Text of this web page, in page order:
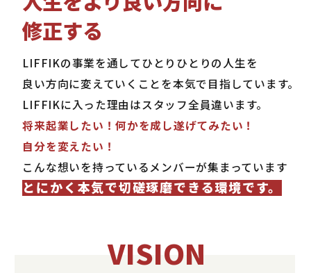
修正する
LIFFIKの事業を通してひとりひとりの人生を
良い方向に変えていくことを本気で目指しています。
LIFFIKに入った理由はスタッフ全員違います。
将来起業したい！何かを成し遂げてみたい！
自分を変えたい！
こんな想いを持っているメンバーが集まっています
とにかく本気で切磋琢磨できる環境です。
VISION